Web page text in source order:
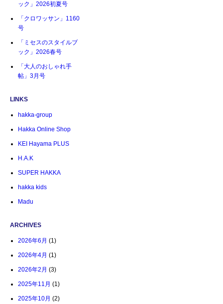
ック」2026初夏号
「クロワッサン」1160
号
「ミセスのスタイルブ
ック」2026春号
「大人のおしゃれ手
帖」3月号
LINKS
hakka-group
Hakka Online Shop
KEI Hayama PLUS
H.A.K
SUPER HAKKA
hakka kids
Madu
ARCHIVES
2026年6月 (1)
2026年4月 (1)
2026年2月 (3)
2025年11月 (1)
2025年10月 (2)